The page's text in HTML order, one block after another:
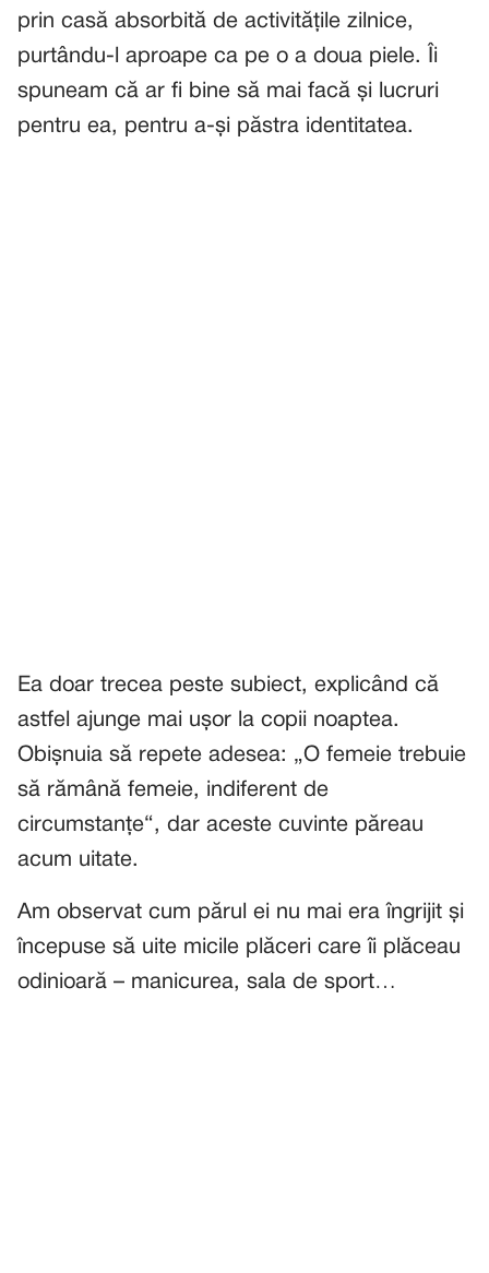
prin casă absorbită de activitățile zilnice,
purtându-l aproape ca pe o a doua piele. Îi
spuneam că ar fi bine să mai facă și lucruri
pentru ea, pentru a-și păstra identitatea.
Ea doar trecea peste subiect, explicând că
astfel ajunge mai ușor la copii noaptea.
Obișnuia să repete adesea: „O femeie trebuie
să rămână femeie, indiferent de
circumstanțe“, dar aceste cuvinte păreau
acum uitate.
Am observat cum părul ei nu mai era îngrijit și
începuse să uite micile plăceri care îi plăceau
odinioară – manicurea, sala de sport…